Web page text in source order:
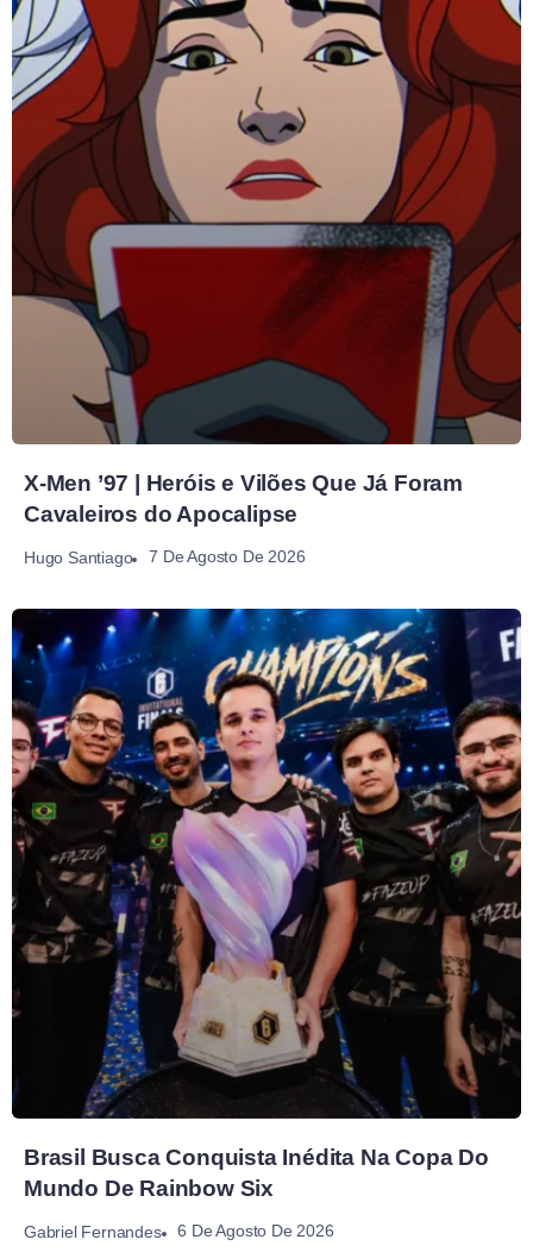
X-Men ’97 | Heróis e Vilões Que Já Foram
Cavaleiros do Apocalipse
Hugo Santiago 7 De Agosto De 2026
Brasil Busca Conquista Inédita Na Copa Do
Mundo De Rainbow Six
Gabriel Fernandes 6 De Agosto De 2026